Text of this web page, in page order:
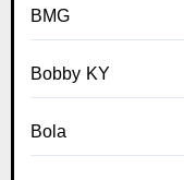
BMG
Bobby KY
Bola